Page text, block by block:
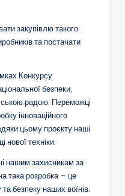
закупівлю такого
та постачати
Конкурсу
безпеки,
радою. Переможці
інноваційного
цьому проєкту наші
техніки.
нашим захисникам за
така розробка – це
безпеку наших воїнів.